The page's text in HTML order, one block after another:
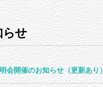
らせ
会開催のお知らせ（更新あり）